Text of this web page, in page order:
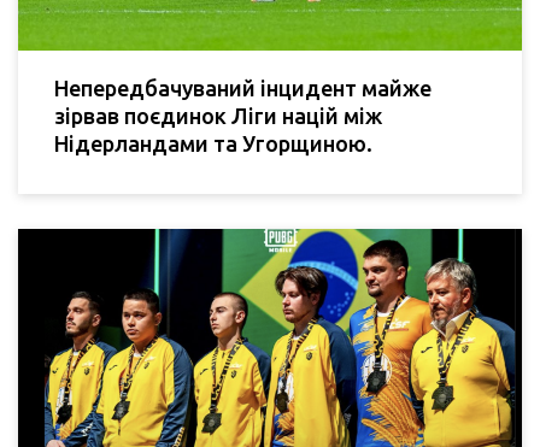
Непередбачуваний інцидент майже
зірвав поєдинок Ліги націй між
Нідерландами та Угорщиною.